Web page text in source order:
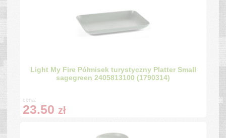
Light My Fire Półmisek turystyczny Platter Small
sagegreen 2405813100 (1790314)
cena:
23.50 zł